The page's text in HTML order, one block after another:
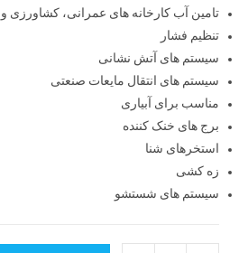
تامین آب کارخانه های عمرانی، کشاورزی
تنظیم فشار
سیستم های آتش نشانی
سیستم های انتقال مایعات صنعتی
مناسب برای آبیاری
برج های خنک کننده
استخرهای شنا
زه کشی
سیستم های شستشو